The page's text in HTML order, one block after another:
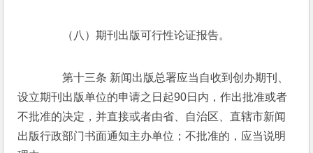
（八）期刊出版可行性论证报告。
第十三条 新闻出版总署应当自收到创办期刊、
设立期刊出版单位的申请之日起90日内，作出批准或者
不批准的决定，并直接或者由省、自治区、直辖市新闻
出版行政部门书面通知主办单位；不批准的，应当说明